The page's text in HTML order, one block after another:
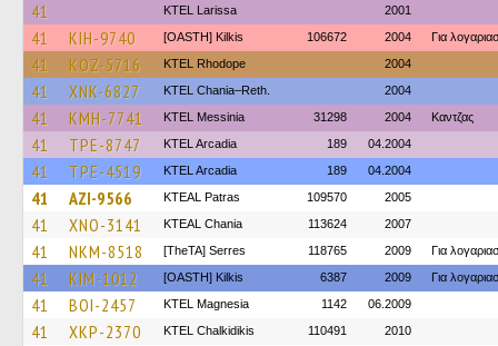
41 KTEL Larissa 2001
41 KIH-9740 [OASTH] Kilkis 106672 2004 Για
41 KOZ-5716 KTEL Rhodope 2004
41 XNK-6827 KTEL Chania–Reth. 2004
41 KMH-7741 KTEL Messinia 31298 2004 Καντζας
41 TPE-8747 KTEL Arcadia 189 04.2004
41 TPE-4519 KTEL Arcadia 189 04.2004
41 AZI-9566 KTEAL Patras 109570 2005
41 XNO-3141 KTEAL Chania 113624 2007
41 NKM-8518 [TheTA] Serres 118765 2009 Για
41 KIM-1012 [OASTH] Kilkis 6387 2009 Για
41 BOI-2457 ΚΤΕL Magnesia 1142 06.2009
41 XKP-2370 ΚΤΕL Chalkidikis 110491 2010